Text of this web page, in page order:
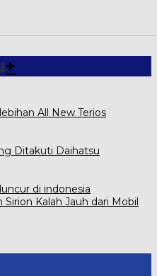
+
All New Terios
Ditakuti Daihatsu
Kalah Jauh dari Mobil